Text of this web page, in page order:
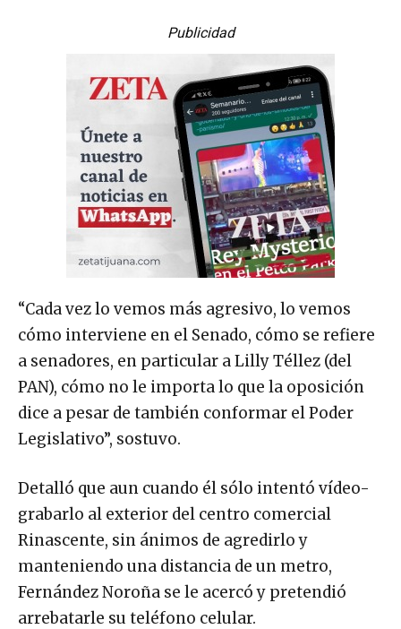
Publicidad
“Cada vez lo vemos más agresivo, lo vemos
cómo interviene en el Senado, cómo se refiere
a senadores, en particular a Lilly Téllez (del
PAN), cómo no le importa lo que la oposición
dice a pesar de también conformar el Poder
Legislativo”, sostuvo.
Detalló que aun cuando él sólo intentó vídeo-
grabarlo al exterior del centro comercial
Rinascente, sin ánimos de agredirlo y
manteniendo una distancia de un metro,
Fernández Noroña se le acercó y pretendió
arrebatarle su teléfono celular.